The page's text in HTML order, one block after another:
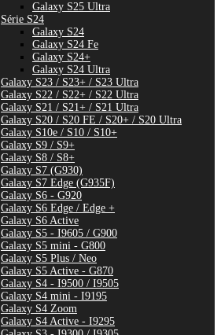
Galaxy S25 Ultra
Série S24
Galaxy S24
Galaxy S24 Fe
Galaxy S24+
Galaxy S24 Ultra
Galaxy S23 / S23+ / S23 Ultra
Galaxy S22 / S22+ / S22 Ultra
Galaxy S21 / S21+ / S21 Ultra
Galaxy S20 / S20 FE / S20+ / S20 Ultra
Galaxy S10e / S10 / S10+
Galaxy S9 / S9+
Galaxy S8 / S8+
Galaxy S7 (G930)
Galaxy S7 Edge (G935F)
Galaxy S6 - G920
Galaxy S6 Edge / Edge +
Galaxy S6 Active
Galaxy S5 - I9605 / G900
Galaxy S5 mini - G800
Galaxy S5 Plus / Neo
Galaxy S5 Active - G870
Galaxy S4 - I9500 / I9505
Galaxy S4 mini - I9195
Galaxy S4 Zoom
Galaxy S4 Active - I9295